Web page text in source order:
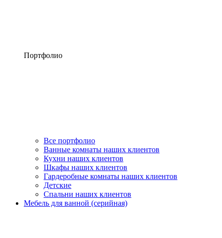
Портфолио
Все портфолио
Ванные комнаты наших клиентов
Кухни наших клиентов
Шкафы наших клиентов
Гардеробные комнаты наших клиентов
Детские
Спальни наших клиентов
Мебель для ванной (серийная)